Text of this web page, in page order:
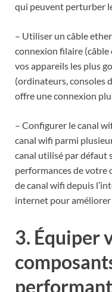
qui peuvent perturber
– Utiliser un câble
connexion filaire
vos appareils les plus
(ordinateurs, consoles
offre une connexion
– Configurer le canal
canal wifi parmi
canal utilisé par défaut
performances de votre
de canal wifi depuis
internet pour
3. Équiper